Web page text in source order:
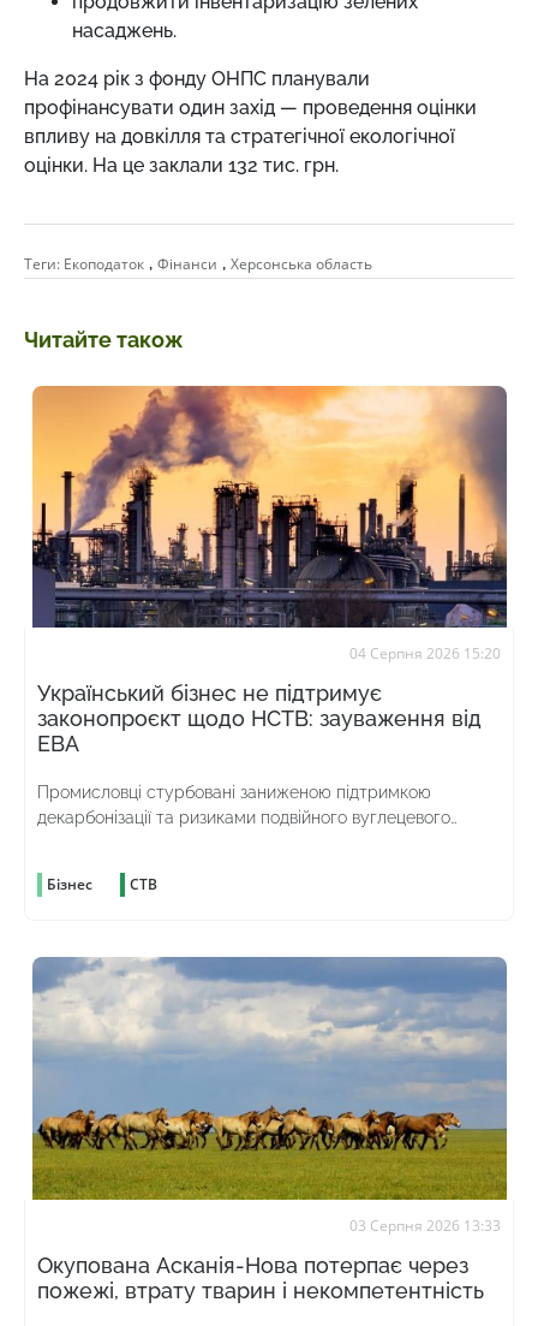
насаджень.
На 2024 рік з фонду ОНПС планували
профінансувати один захід — проведення оцінки
впливу на довкілля та стратегічної екологічної
оцінки. На це заклали 132 тис. грн.
Теги: Екоподаток , Фінанси , Херсонська область
Читайте також
04 Серпня 2026 15:20
Український бізнес не підтримує
законопроєкт щодо НСТВ: зауваження від
ЕВА
Промисловці стурбовані заниженою підтримкою
декарбонізації та ризиками подвійного вуглецевого
Бізнес СТВ
03 Серпня 2026 13:33
Окупована Асканія-Нова потерпає через
пожежі, втрату тварин і некомпетентність